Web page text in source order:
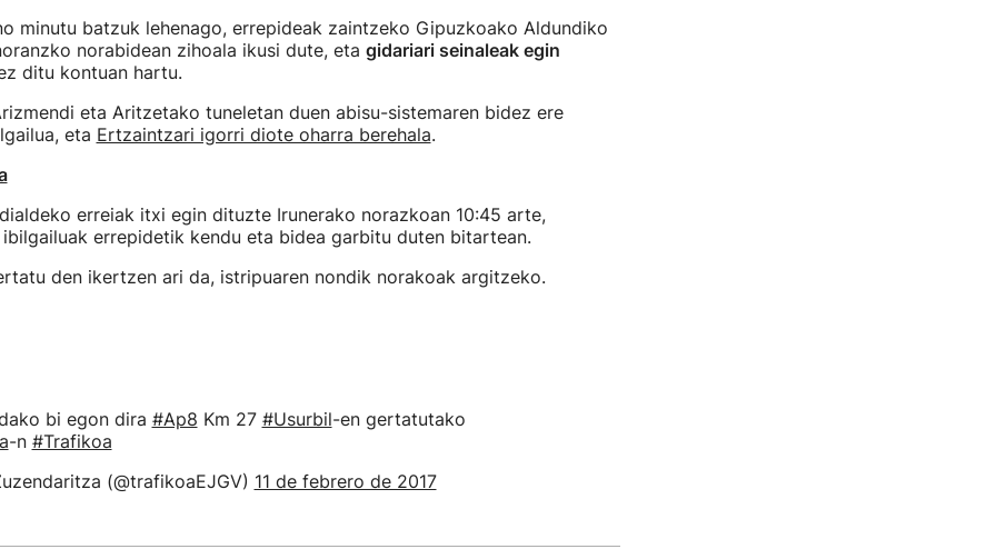
minutu batzuk lehenago, errepideak zaintzeko Gipuzkoako Aldundiko
norabidean zihoala ikusi dute, eta gidariari seinaleak egin
ditu kontuan hartu.
eta Aritzetako tuneletan duen abisu-sistemaren bidez ere
eta Ertzaintzari igorri diote oharra berehala.
erreiak itxi egin dituzte Irunerako norazkoan 10:45 arte,
errepidetik kendu eta bidea garbitu duten bitartean.
den ikertzen ari da, istripuaren nondik norakoak argitzeko.
bi egon dira #Ap8 Km 27 #Usurbil-en gertatutako
-n #Trafikoa
(@trafikoaEJGV) 11 de febrero de 2017